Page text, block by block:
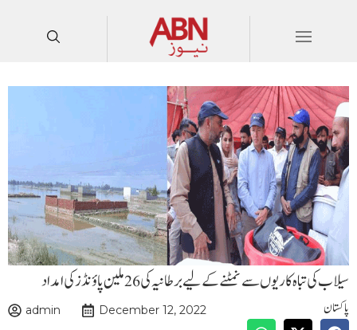
سیلاب کی تباہ کاریوں سے نمٹنے کے لیے برطانیہ کی 26 ملین پاؤنڈز کی امداد
پاکستان admin December 12, 2022